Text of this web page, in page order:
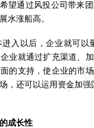
望通过风投公司带来
水涨船高。
以后，企业就可以
业就通过扩充渠道、
的支持，使企业的市
，还可以运用资金加强
成长性